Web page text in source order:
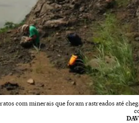
com minerais que foram rastreados até